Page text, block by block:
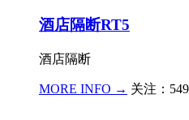
酒店隔断RT5
酒店隔断
MORE INFO → 关注：